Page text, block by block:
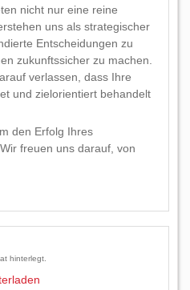
nicht nur eine reine
uns als strategischer
Entscheidungen zu
zukunftssicher zu machen.
verlassen, dass Ihre
und zielorientiert behandelt
den Erfolg Ihres
freuen uns darauf, von
hinterlegt.